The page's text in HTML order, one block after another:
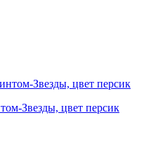
Звезды, цвет персик